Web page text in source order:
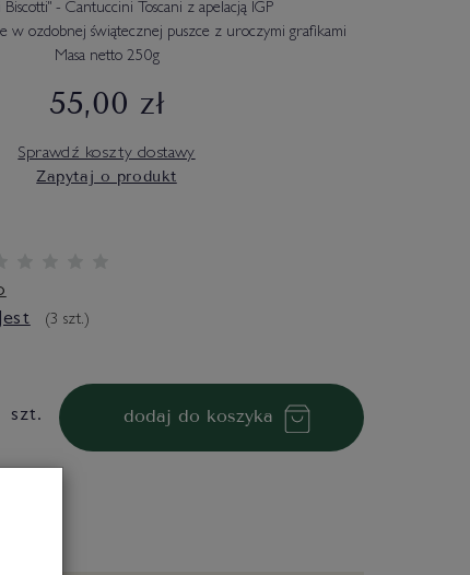
Biscotti" - Cantuccini Toscani z apelacją IGP
w ozdobnej świątecznej puszce z uroczymi grafikami
Masa netto 250g
55,00 zł
Sprawdź koszty dostawy
Zapytaj o produkt
Jest (3 szt.)
szt. dodaj do koszyka